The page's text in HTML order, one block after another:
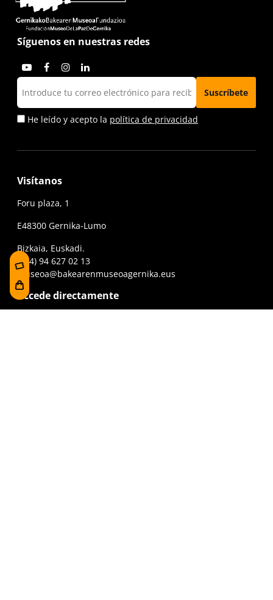
Síguenos en nuestras redes
He leído y acepto la política de privacidad
Visítanos
Foru plaza, 1
E48300 Gernika-Lumo
Bizkaia, Euskadi.
(+34) 94 627 02 13
museoa@bakearenmuseoagernika.eus
Accede directamente